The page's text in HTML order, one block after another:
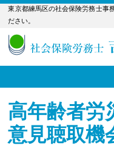
東京都練馬区の社会保険労務士事
ださい。
高年齢者
意見聴取